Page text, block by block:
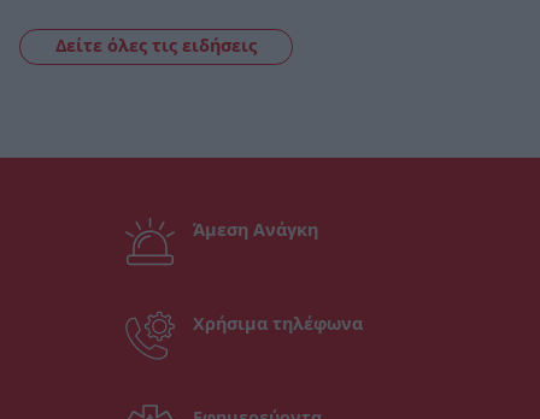
Δείτε όλες τις ειδήσεις
Άμεση Ανάγκη
Χρήσιμα τηλέφωνα